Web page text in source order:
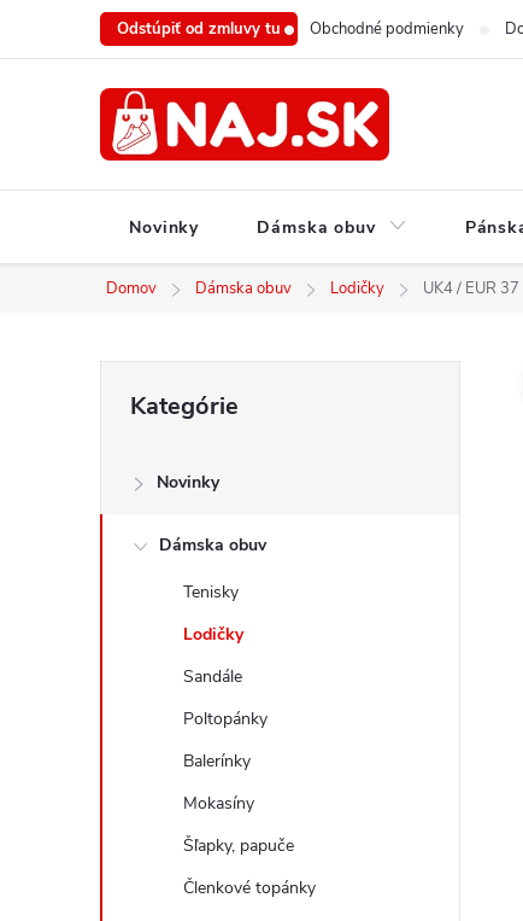
Odstúpiť od zmluvy tu Obchodné podmienky
Novinky Dámska obuv
Domov Dámska obuv Lodičky UK4 / EUR
ý
kategórie
Kategórie
Novinky
Dámska obuv
Tenisky
Lodičky
Sandále
Poltopánky
Balerínky
Mokasíny
Šľapky, papuče
Členkové topánky